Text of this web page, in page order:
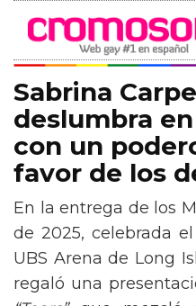
Sabrina
deslumbra
con un
favor de los
En la entrega de los
de 2025, celebrada
UBS Arena de Long
regaló una